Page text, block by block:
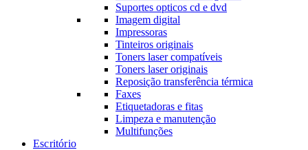
Suportes opticos cd e dvd
Imagem digital
Impressoras
Tinteiros originais
Toners laser compatíveis
Toners laser originais
Reposição transferência térmica
Faxes
Etiquetadoras e fitas
Limpeza e manutenção
Multifunções
Escritório